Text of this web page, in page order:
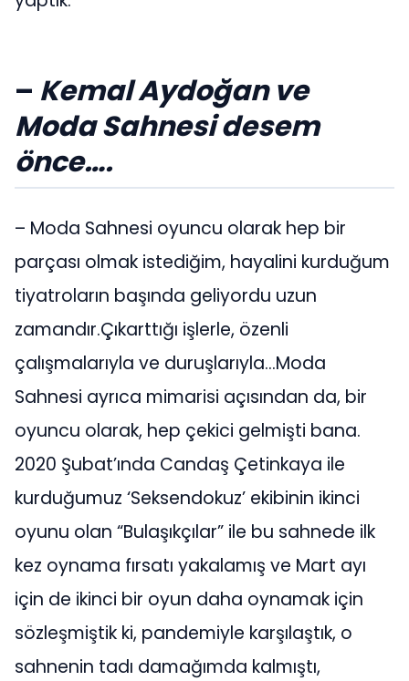
– Kemal Aydoğan ve
Moda Sahnesi desem
önce….
– Moda Sahnesi oyuncu olarak hep bir
parçası olmak istediğim, hayalini kurduğum
tiyatroların başında geliyordu uzun
zamandır.Çıkarttığı işlerle, özenli
çalışmalarıyla ve duruşlarıyla…Moda
Sahnesi ayrıca mimarisi açısından da, bir
oyuncu olarak, hep çekici gelmişti bana.
2020 Şubat’ında Candaş Çetinkaya ile
kurduğumuz ‘Seksendokuz’ ekibinin ikinci
oyunu olan “Bulaşıkçılar” ile bu sahnede ilk
kez oynama fırsatı yakalamış ve Mart ayı
için de ikinci bir oyun daha oynamak için
sözleşmiştik ki, pandemiyle karşılaştık, o
sahnenin tadı damağımda kalmıştı,